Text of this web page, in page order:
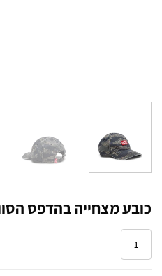
כובע מצחייה בהדפס
1